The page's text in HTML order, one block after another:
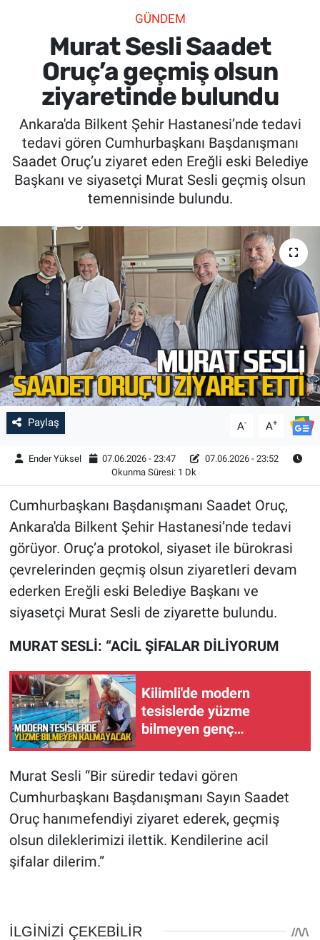
GÜNDEM
Murat Sesli Saadet
Oruç’a geçmiş olsun
ziyaretinde bulundu
Ankara'da Bilkent Şehir Hastanesi’nde tedavi
tedavi gören Cumhurbaşkanı Başdanışmanı
Saadet Oruç’u ziyaret eden Ereğli eski Belediye
Başkanı ve siyasetçi Murat Sesli geçmiş olsun
temennisinde bulundu.
Paylaş A- A+
Ender Yüksel 07.06.2026 - 23:47
07.06.2026 - 23:52
Okunma Süresi: 1 Dk
Cumhurbaşkanı Başdanışmanı Saadet Oruç,
Ankara'da Bilkent Şehir Hastanesi’nde tedavi
görüyor. Oruç’a protokol, siyaset ile bürokrasi
çevrelerinden geçmiş olsun ziyaretleri devam
ederken Ereğli eski Belediye Başkanı ve
siyasetçi Murat Sesli de ziyarette bulundu.
MURAT SESLİ: “ACİL ŞİFALAR DİLİYORUM
Kilimli'de modern
tesislerde yüzme
bilmeyen genç
Murat Sesli “Bir süredir tedavi gören
Cumhurbaşkanı Başdanışmanı Sayın Saadet
Oruç hanımefendiyi ziyaret ederek, geçmiş
olsun dileklerimizi ilettik. Kendilerine acil
şifalar dilerim.”
SPOR
SAĞLIK